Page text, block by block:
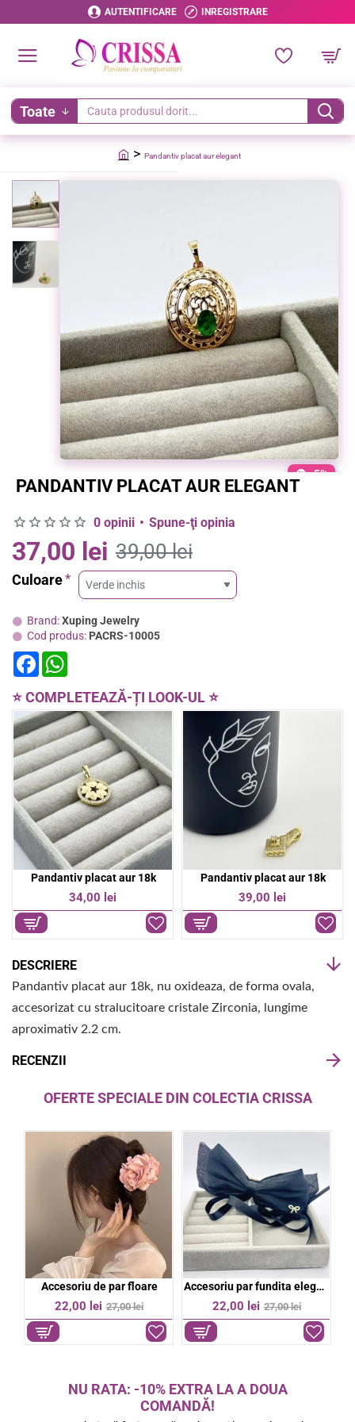
AUTENTIFICARE INREGISTRARE
Toate
Cauta
produsul
Pandantiv placat aur elegant
-5%
PANDANTIV PLACAT AUR ELEGANT
Brand:Xuping Jewelry
Cod produs: PACRS-10005
0 opinii • Spune-ţi opinia
37,00 lei 39,00 lei
Culoare
F
a
e
b
o
o
k
t
s
A
p
p
⭐ COMPLETEAZĂ-ȚI LOOK-UL ⭐
Pandantiv placat aur 18k
34,00 lei
Pandantiv placat aur 18k
39,00 lei
DESCRIERE
Pandantiv placat aur 18k, nu oxideaza, de forma ovala,
accesorizat cu stralucitoare cristale Zirconia, lungime
aproximativ 2.2 cm.
RECENZII
OFERTE SPECIALE DIN COLECTIA CRISSA
-19%
Accesoriu de par floare
22,00 lei 27,00 lei
-19%Accesoriu par fundita eleganta
22,00 lei 27,00 lei
NU RATA: -10% EXTRA LA A DOUA
COMANDĂ!